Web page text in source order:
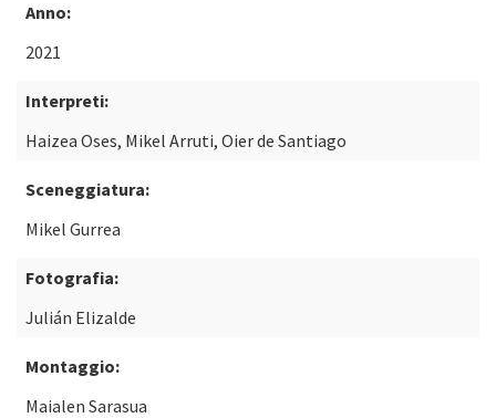
Anno:
2021
Interpreti:
Haizea Oses, Mikel Arruti, Oier de Santiago
Sceneggiatura:
Mikel Gurrea
Fotografia:
Julián Elizalde
Montaggio:
Maialen Sarasua